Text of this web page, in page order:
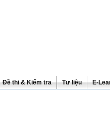
Đề thi & Kiểm tra Tư liệu E-